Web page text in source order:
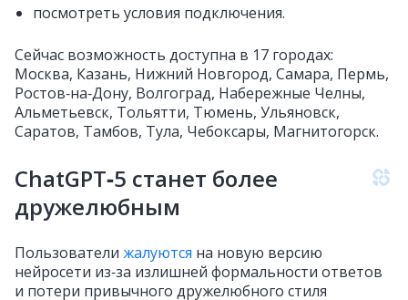
посмотреть условия подключения.
Сейчас возможность доступна в 17 городах:
Москва, Казань, Нижний Новгород, Самара, Пермь,
Ростов‑на‑Дону, Волгоград, Набережные Челны,
Альметьевск, Тольятти, Тюмень, Ульяновск,
Саратов, Тамбов, Тула, Чебоксары, Магнитогорск.
ChatGPT‑5 станет более
дружелюбным
Пользователи жалуются на новую версию
нейросети из‑за излишней формальности ответов
и потери привычного дружелюбного стиля